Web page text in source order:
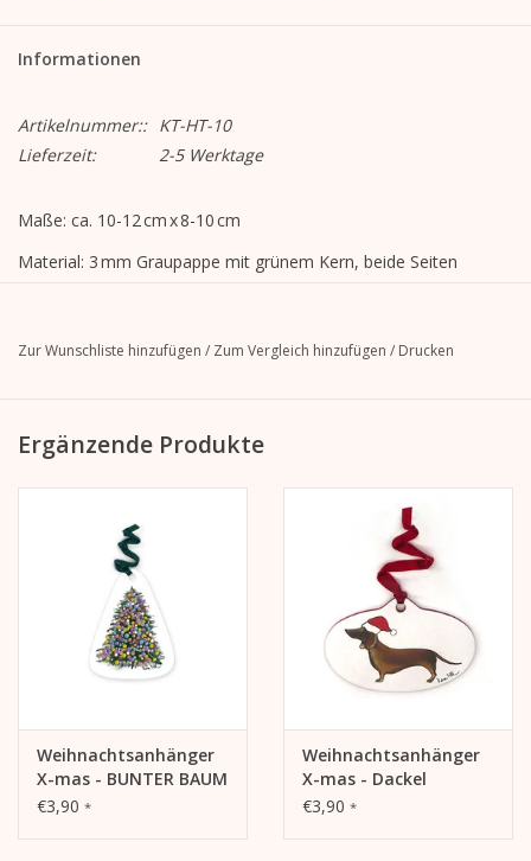
Informationen
Artikelnummer:: KT-HT-10
Lieferzeit:
2-5 Werktage
Maße: ca. 10-12 cm x 8-10 cm
Material: 3 mm Graupappe mit grünem Kern, beide Seiten
Veredelung:
Motiv: VINTAGE CAR
Zur Wunschliste hinzufügen / Zum Vergleich hinzufügen / Drucken
Ergänzende Produkte
Weihnachtsanhänger
X-mas - BUNTER BAUM
€3,90 *
Weihnachtsanhänger
X-mas - Dackel
€3,90 *